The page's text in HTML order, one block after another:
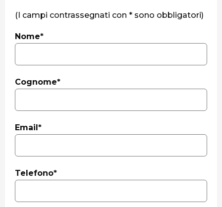
(I campi contrassegnati con * sono obbligatori)
Nome*
Cognome*
Email*
Telefono*